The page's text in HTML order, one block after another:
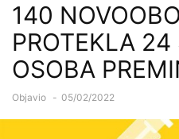
140
PROTEKLA 24
OSOBA
Objavio - 05/02/2022